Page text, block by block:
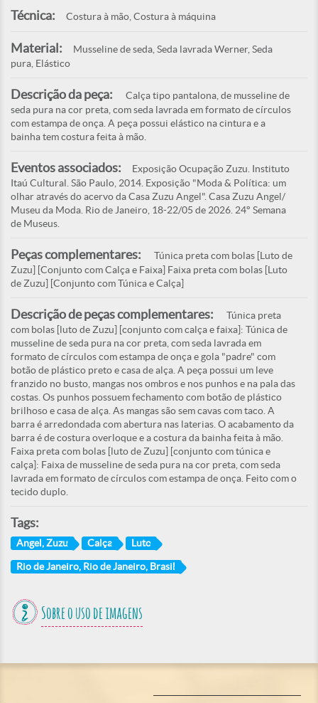
Técnica: Costura à mão, Costura à máquina
Material:
Musseline de seda, Seda lavrada Werner, Seda
pura, Elástico
Descrição da peça:
Calça tipo pantalona, de musseline de
seda pura na cor preta, com seda lavrada em formato de círculos
com estampa de onça. A peça possui elástico na cintura e a
bainha tem costura feita à mão.
Eventos associados:
Exposição Ocupação Zuzu. Instituto
Itaú Cultural. São Paulo, 2014. Exposição "Moda & Política: um
olhar através do acervo da Casa Zuzu Angel". Casa Zuzu Angel/
Museu da Moda. Rio de Janeiro, 18-22/05 de 2026. 24° Semana
de Museus.
Peças complementares:
Túnica preta com bolas [Luto de
Zuzu] [Conjunto com Calça e Faixa] Faixa preta com bolas [Luto
de Zuzu] [Conjunto com Túnica e Calça]
Descrição de peças complementares:
Túnica preta
com bolas [luto de Zuzu] [conjunto com calça e faixa]: Túnica de
musseline de seda pura na cor preta, com seda lavrada em
formato de círculos com estampa de onça e gola "padre" com
botão de plástico preto e casa de alça. A peça possui um leve
franzido no busto, mangas nos ombros e nos punhos e na pala das
costas. Os punhos possuem fechamento com botão de plástico
brilhoso e casa de alça. As mangas são sem cavas com taco. A
barra é arredondada com abertura nas laterias. O acabamento da
barra é de costura overloque e a costura da bainha feita à mão.
Faixa preta com bolas [luto de Zuzu] [conjunto com túnica e
calça]: Faixa de musseline de seda pura na cor preta, com seda
lavrada em formato de círculos com estampa de onça. Feito com o
tecido duplo.
Tags:
Angel, Zuzu Calça Luto
Rio de Janeiro, Rio de Janeiro, Brasil
Sobre o uso de imagens